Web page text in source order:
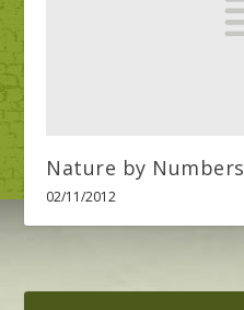
Nature by Numbers
02/11/2012